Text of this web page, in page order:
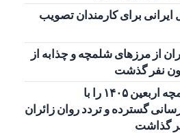
برای کارمندان تصویب
از مرزهای شلمچه و چذابه از
مرز شلمچه اربعین ۱۴۰۵ را با
گسترده و تردد روان زائران
گذاشت